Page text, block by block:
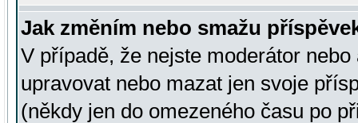
Jak změním nebo smažu
V případě, že nejste moderátor
upravovat nebo mazat jen svoje
(někdy jen do omezeného času po